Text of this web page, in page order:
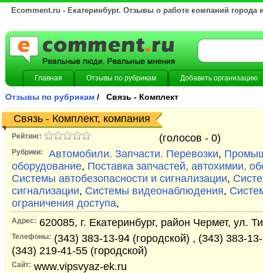
Ecomment.ru - Екатеринбург. Отзывы о работе компаний города
Главная Отзывы по рубрикам Добавить организацию
Отзывы по рубрикам / Связь - Комплект
Связь - Комплект, компания
Рейтинг: (голосов - 0)
Рубрики: Автомобили. Запчасти. Перевозки,
оборудование, Поставка запчастей, автохимии,
Системы автобезопасности и сигнализации,
сигнализации, Системы видеонаблюдения,
ограничения доступа,
Адрес: 620085, г. Екатеринбург, район Чермет, ул.
Телефоны: (343) 383-13-94 (городской) , (343) 383-
(343) 219-41-55 (городской)
Сайт: www.vipsvyaz-ek.ru